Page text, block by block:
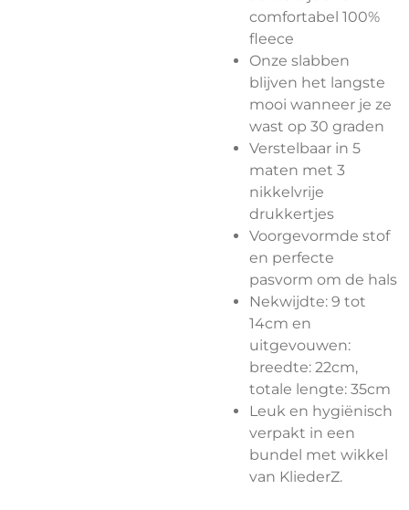
comfortabel 100%
fleece
Onze slabben
blijven het langste
mooi wanneer je ze
wast op 30 graden
Verstelbaar in 5
maten met 3
nikkelvrije
drukkertjes
Voorgevormde stof
en perfecte
pasvorm om de hals
Nekwijdte: 9 tot
14cm en
uitgevouwen:
breedte: 22cm,
totale lengte: 35cm
Leuk en hygiënisch
verpakt in een
bundel met wikkel
van KliederZ.